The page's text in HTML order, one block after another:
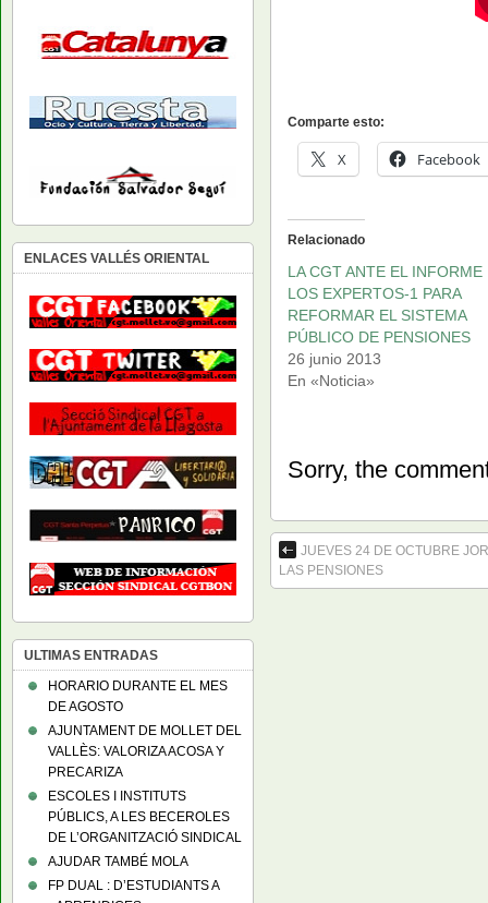
Comparte esto:
X Facebook
Relacionado
LA CGT ANTE EL INFORME
LOS EXPERTOS-1 PARA
REFORMAR EL SISTEMA
PÚBLICO DE PENSIONES
26 junio 2013
En «Noticia»
Sorry, the
JUEVES 24 DE OCTUBRE
LAS PENSIONES
ENLACES VALLÉS ORIENTAL
ULTIMAS ENTRADAS
HORARIO DURANTE EL MES
DE AGOSTO
AJUNTAMENT DE MOLLET DEL
VALLÈS: VALORIZA ACOSA Y
PRECARIZA
ESCOLES I INSTITUTS
PÚBLICS, A LES BECEROLES
DE L’ORGANITZACIÓ SINDICAL
AJUDAR TAMBÉ MOLA
FP DUAL : D’ESTUDIANTS A